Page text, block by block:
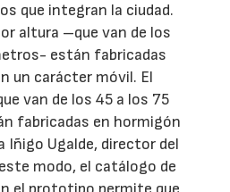
que integran la ciudad.
altura –que van de los
están fabricadas
un carácter móvil. El
van de los 45 a los 75
fabricadas en hormigón
Iñigo Ugalde, director del
modo, el catálogo de